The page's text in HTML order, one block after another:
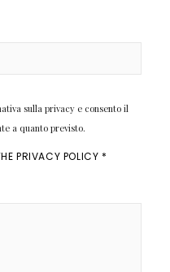
sulla privacy e consento il
a quanto previsto.
PRIVACY POLICY *